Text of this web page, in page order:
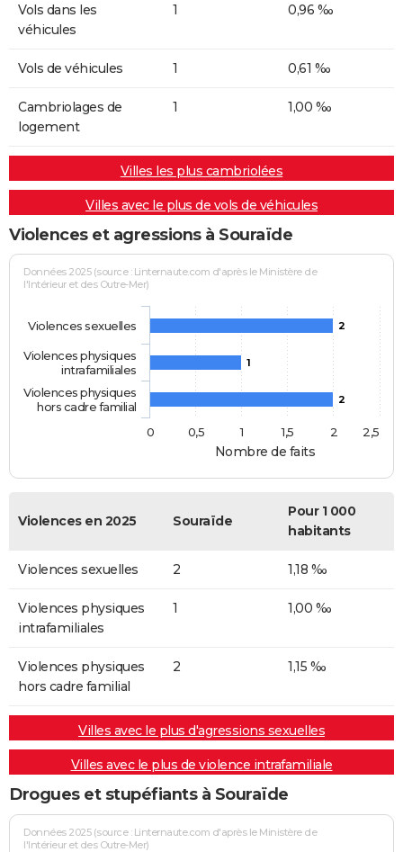
Vols dans les
véhicules
1 0,96 ‰
Vols de véhicules 1 0,61 ‰
Cambriolages de
logement
1 1,00 ‰
Villes les plus cambriolées
Villes avec le plus de vols de véhicules
Violences et agressions à Souraïde
Nombre de faits
Données 2025 (source : Linternaute.com d'après le Ministère de
l'Intérieur et des Outre-Mer)
2
1
2
Violences sexuelles
Violences physiques
intrafamiliales
Violences physiques
hors cadre familial
0
0,5 1 1,5 2 2,5
Violences en 2025 Souraïde
Pour 1 000
habitants
Violences sexuelles 2 1,18 ‰
Violences physiques
intrafamiliales
1 1,00 ‰
Violences physiques
hors cadre familial
2 1,15 ‰
Villes avec le plus d'agressions sexuelles
Villes avec le plus de violence intrafamiliale
Drogues et stupéfiants à Souraïde
Données 2025 (source : Linternaute.com d'après le Ministère de
l'Intérieur et des Outre-Mer)